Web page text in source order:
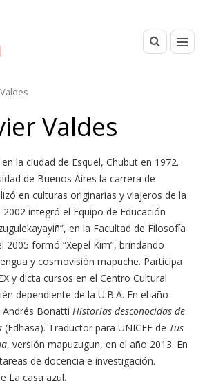
Valdes
la ciudad de Esquel, Chubut en 1972.
de Buenos Aires la carrera de
en culturas originarias y viajeros de la
integró el Equipo de Educación
en la Facultad de Filosofía
2005 formó “Xepel Kim”, brindando
y cosmovisión mapuche. Participa
y dicta cursos en el Centro Cultural
dependiente de la U.B.A. En el año
Bonatti Historias desconocidas de
(Edhasa). Traductor para UNICEF de Tus
, versión mapuzugun, en el año 2013. En
de docencia e investigación.
La casa azul.